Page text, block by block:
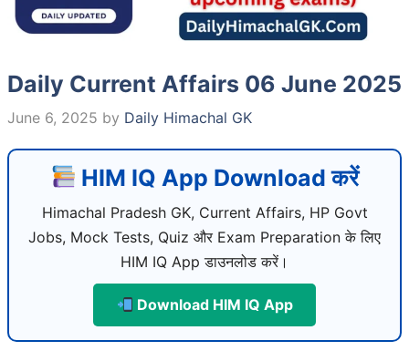
Daily Current Affairs 06 June 2025
June 6, 2025 by Daily Himachal GK
HIM IQ App Download करें
Himachal Pradesh GK, Current Affairs, HP Govt
Jobs, Mock Tests, Quiz और Exam Preparation के लिए
HIM IQ App डाउनलोड करें।
Download HIM IQ App